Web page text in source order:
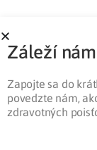
Partnerská zóna
Záleží
Zapojte sa do
povedzte nám,
zdravotných